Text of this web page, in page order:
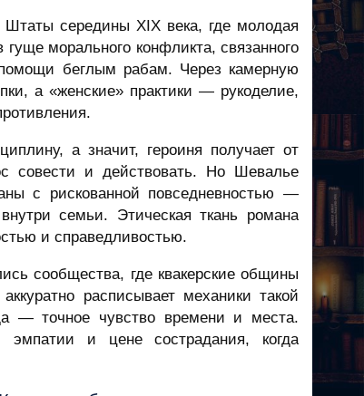
середины XIX века, где молодая
морального конфликта, связанного
беглым рабам. Через камерную
а «женские» практики — рукоделие,
а значит, героиня получает от
совести и действовать. Но Шевалье
с рискованной повседневностью —
семьи. Этическая ткань романа
и справедливостью.
сообщества, где квакерские общины
расписывает механики такой
— точное чувство времени и места.
эмпатии и цене сострадания, когда